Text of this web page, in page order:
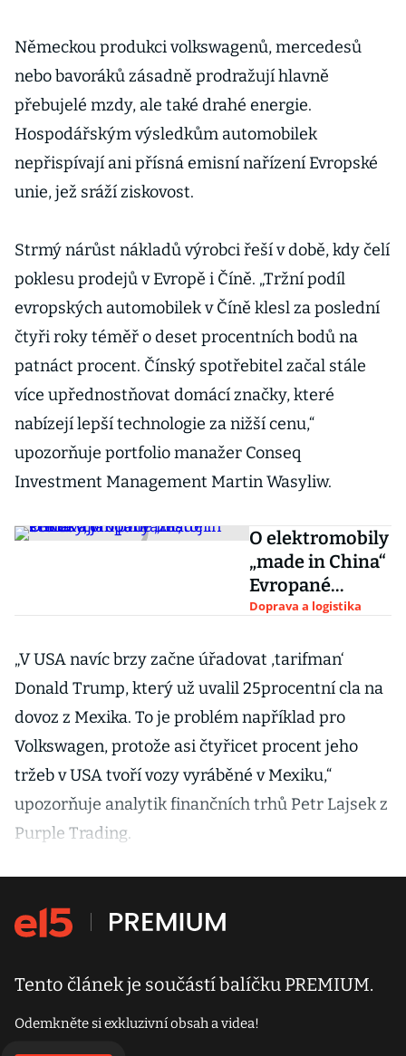
Německou produkci volkswagenů, mercedesů
nebo bavoráků zásadně prodražují hlavně
přebujelé mzdy, ale také drahé energie.
Hospodářským výsledkům automobilek
nepřispívají ani přísná emisní nařízení Evropské
unie, jež sráží ziskovost.
Strmý nárůst nákladů výrobci řeší v době, kdy čelí
poklesu prodejů v Evropě i Číně. „Tržní podíl
evropských automobilek v Číně klesl za poslední
čtyři roky téměř o deset procentních bodů na
patnáct procent. Čínský spotřebitel začal stále
více upřednostňovat domácí značky, které
nabízejí lepší technologie za nižší cenu,“
upozorňuje portfolio manažer Conseq
Investment Management Martin Wasyliw.
O elektromobily
„made in China“
Evropané
nestojí. Pokusy,
selhávají
Doprava a logistika
„V USA navíc brzy začne úřadovat ,tarifman‘
Donald Trump, který už uvalil 25procentní cla na
dovoz z Mexika. To je problém například pro
Volkswagen, protože asi čtyřicet procent jeho
tržeb v USA tvoří vozy vyráběné v Mexiku,“
upozorňuje analytik finančních trhů Petr Lajsek z
Purple Trading.
Tento článek je součástí balíčku PREMIUM.
Odemkněte si exkluzivní obsah a videa!